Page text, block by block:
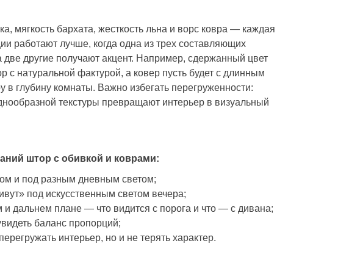
мягкость бархата, жесткость льна и ворс ковра — каждая
работают лучше, когда одна из трех составляющих
другие получают акцент. Например, сдержанный цвет
натуральной фактурой, а ковер пусть будет с длинным
в глубину комнаты. Важно избегать перегруженности:
текстуры превращают интерьер в визуальный
штор с обивкой и коврами:
и под разным дневным светом;
под искусственным светом вечера;
и дальнем плане — что видится с порога и что — с дивана;
баланс пропорций;
интерьер, но и не терять характер.